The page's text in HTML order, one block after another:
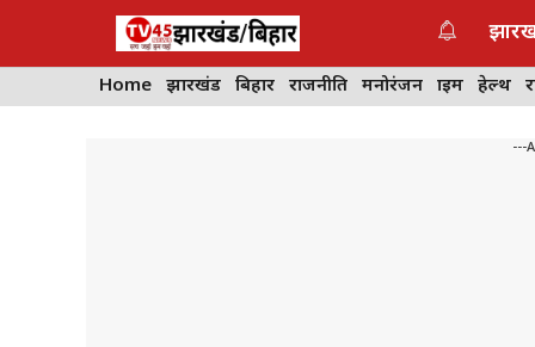
content
Home झारखंड बिहार राजनीति मनोरंजन क्राइम हेल्थ
---